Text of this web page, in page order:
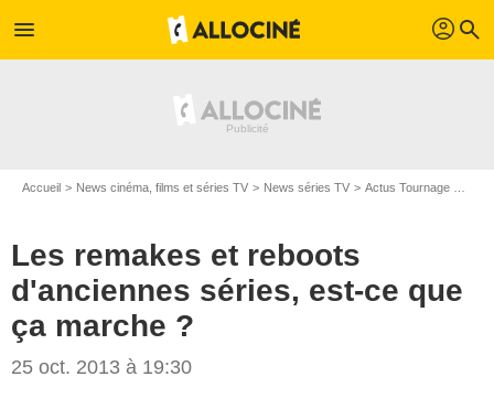
menu profil search
Accueil News cinéma, films et séries TV News séries TV Actus Tournage Séries TV
Les remakes et reboots
d'anciennes séries, est-ce que
ça marche ?
25 oct. 2013 à 19:30